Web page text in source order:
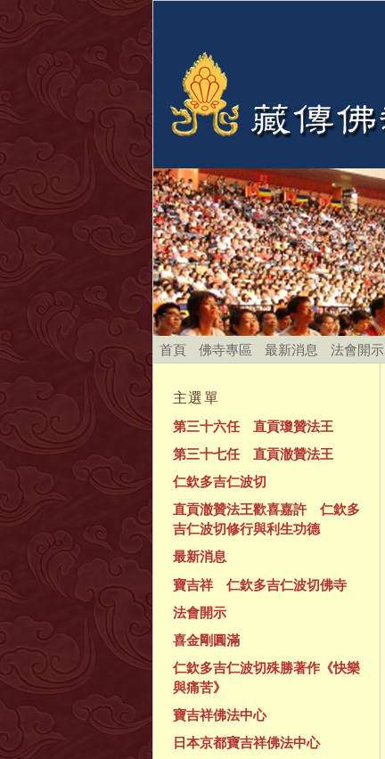
首頁 佛寺專區 最新消息 法會開示
主選單
第三十六任 直貢瓊贊法王
第三十七任 直貢澈贊法王
仁欽多吉仁波切
直貢澈贊法王歡喜嘉許 仁欽多
吉仁波切修行與利生功德
最新消息
寶吉祥 仁欽多吉仁波切佛寺
法會開示
喜金剛圓滿
仁欽多吉仁波切殊勝著作《快樂
與痛苦》
寶吉祥佛法中心
日本京都寶吉祥佛法中心